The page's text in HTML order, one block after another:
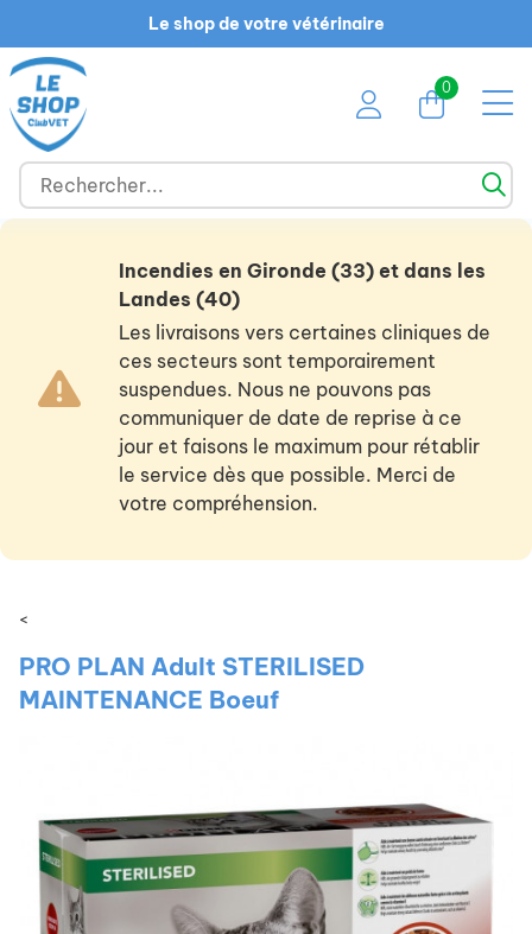
Le shop de votre vétérinaire
0
Incendies en Gironde (33) et dans les
Landes (40)
Les livraisons vers certaines cliniques de
ces secteurs sont temporairement
suspendues. Nous ne pouvons pas
communiquer de date de reprise à ce
jour et faisons le maximum pour rétablir
le service dès que possible. Merci de
votre compréhension.
<
PRO PLAN Adult STERILISED
MAINTENANCE Boeuf